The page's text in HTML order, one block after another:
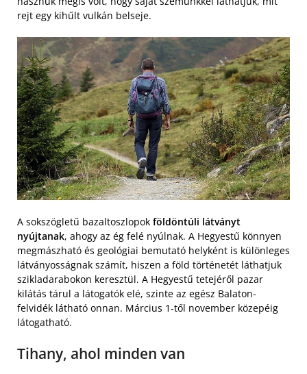
rejt egy kihűlt vulkán belseje.
A sokszögletű bazaltoszlopok földöntúli látványt
nyújtanak, ahogy az ég felé nyúlnak. A Hegyestű könnyen
megmászható és geológiai bemutató helyként is különleges
látványosságnak számít, hiszen a föld történetét láthatjuk
szikladarabokon keresztül. A Hegyestű tetejéről pazar
kilátás tárul a látogatók elé, szinte az egész Balaton-
felvidék látható onnan. Március 1-től november közepéig
látogatható.
Tihany, ahol minden van